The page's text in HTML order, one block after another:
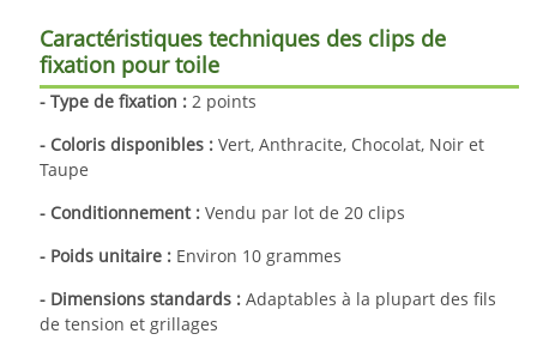
Caractéristiques techniques des clips de
fixation pour toile
- Type de fixation : 2 points
- Coloris disponibles : Vert, Anthracite, Chocolat, Noir et
Taupe
- Conditionnement : Vendu par lot de 20 clips
- Poids unitaire : Environ 10 grammes
- Dimensions standards : Adaptables à la plupart des fils
de tension et grillages